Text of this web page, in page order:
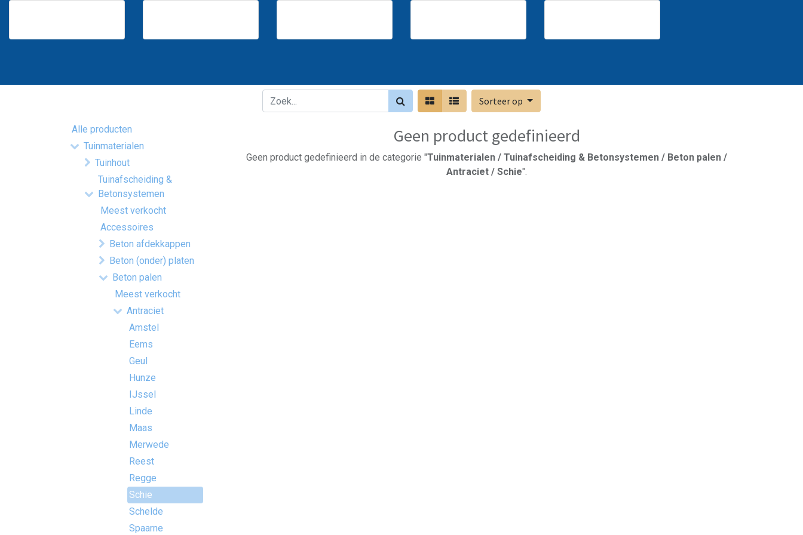
Sorteer op
Alle producten
Tuinmaterialen
Tuinhout
Tuinafscheiding &
Betonsystemen
Meest verkocht
Accessoires
Beton afdekkappen
Beton (onder) platen
Beton palen
Meest verkocht
Antraciet
Amstel
Eems
Geul
Hunze
IJssel
Linde
Maas
Merwede
Reest
Regge
Schie
Schelde
Spaarne
Geen product gedefinieerd
Geen product gedefinieerd in de categorie "Tuinmaterialen / Tuinafscheiding & Betonsystemen / Beton palen /
Antraciet / Schie".